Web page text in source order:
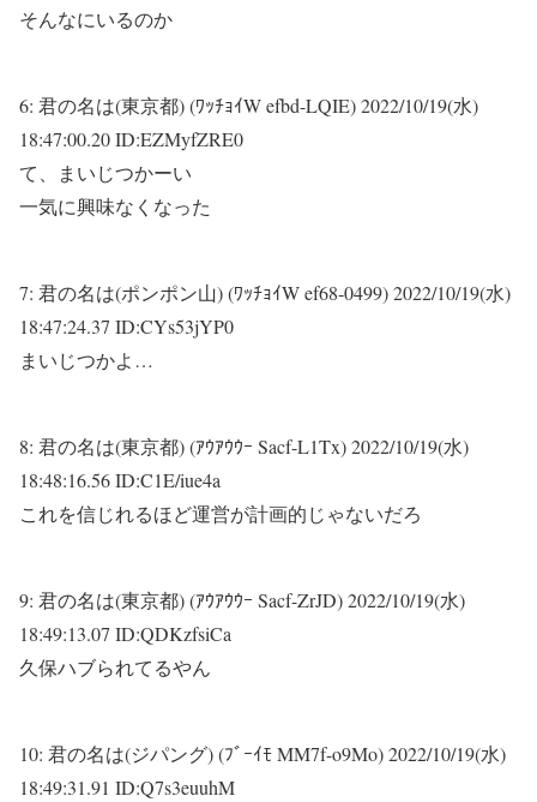
そんなにいるのか
6: 君の名は(東京都) (ﾜｯﾁｮｲW efbd-LQIE)2022/10/19(水)
18:47:00.20 ID:EZMyfZRE0
て、まいじつかーい
一気に興味なくなった
7: 君の名は(ポンポン山) (ﾜｯﾁｮｲW ef68-0499)2022/10/19(水)
18:47:24.37 ID:CYs53jYP0
まいじつかよ…
8: 君の名は(東京都) (ｱｳｱｳｳｰ Sacf-L1Tx)2022/10/19(水)
18:48:16.56 ID:C1E/iue4a
これを信じれるほど運営が計画的じゃないだろ
9: 君の名は(東京都) (ｱｳｱｳｳｰ Sacf-ZrJD)2022/10/19(水)
18:49:13.07 ID:QDKzfsiCa
久保ハブられてるやん
10: 君の名は(ジパング) (ﾌﾞｰｲﾓ MM7f-o9Mo)2022/10/19(水)
18:49:31.91 ID:Q7s3euuhM